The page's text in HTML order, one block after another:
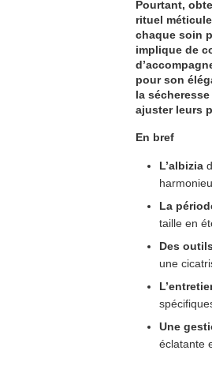
Pourtant,
rituel
chaque soin
implique de
pour son
la
ajuster leurs
En bref
L’albizia
La
taille en
Des
une
Une
éclatante